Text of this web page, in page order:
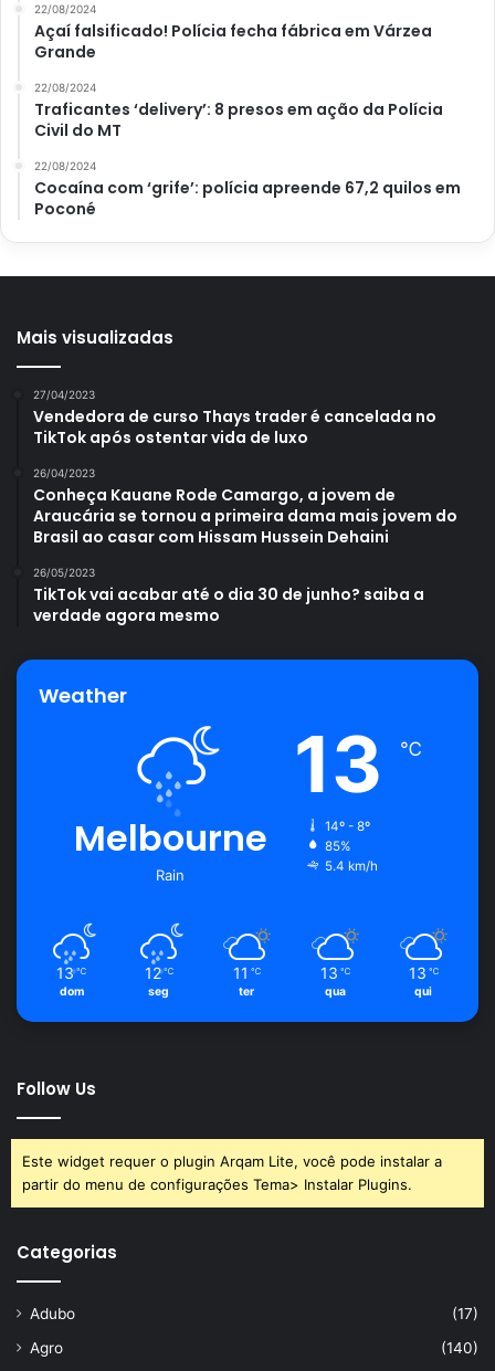
22/08/2024
Açaí falsificado! Polícia fecha fábrica em Várzea
Grande
22/08/2024
Traficantes ‘delivery’: 8 presos em ação da Polícia
Civil do MT
22/08/2024
Cocaína com ‘grife’: polícia apreende 67,2 quilos em
Poconé
Mais visualizadas
27/04/2023
Vendedora de curso Thays trader é cancelada no
TikTok após ostentar vida de luxo
26/04/2023
Conheça Kauane Rode Camargo, a jovem de
Araucária se tornou a primeira dama mais jovem do
Brasil ao casar com Hissam Hussein Dehaini
26/05/2023
TikTok vai acabar até o dia 30 de junho? saiba a
verdade agora mesmo
Weather
Melbourne
Rain
13 ℃
14º - 8º
85%
5.4 km/h
13 ℃
dom
12 ℃
seg
11 ℃
ter
13 ℃
qua
13 ℃
qui
Follow Us
Este widget requer o plugin Arqam Lite, você pode instalar a
partir do menu de configurações Tema> Instalar Plugins.
Categorias
Adubo
(17)
Agro
(140)